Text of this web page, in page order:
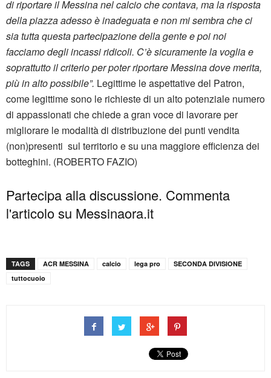
di riportare il Messina nel calcio che contava, ma la risposta
della piazza adesso è inadeguata e non mi sembra che ci
sia tutta questa partecipazione della gente e poi noi
facciamo degli incassi ridicoli. C’è sicuramente la voglia e
soprattutto il criterio per poter riportare Messina dove merita,
più in alto possibile”. Legittime le aspettative del Patron,
come legittime sono le richieste di un alto potenziale numero
di appassionati che chiede a gran voce di lavorare per
migliorare le modalità di distribuzione dei punti vendita
(non)presenti sul territorio e su una maggiore efficienza dei
botteghini. (ROBERTO FAZIO)
Partecipa alla discussione. Commenta
l'articolo su Messinaora.it
TAGS ACR MESSINA calcio lega pro
SECONDA DIVISIONE
tuttocuoio